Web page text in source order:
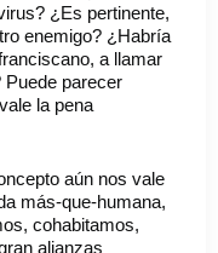
¿Es pertinente,
enemigo? ¿Habría
a llamar
parecer
la pena
aún nos vale
más-que-humana,
cohabitamos,
alianzas